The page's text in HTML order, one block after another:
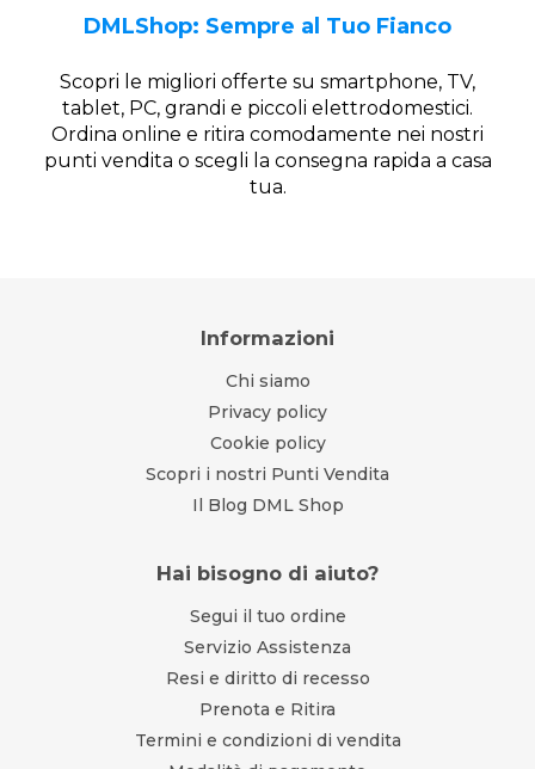
DMLShop: Sempre al Tuo Fianco
Scopri le migliori offerte su smartphone, TV,
tablet, PC, grandi e piccoli elettrodomestici.
Ordina online e ritira comodamente nei nostri
punti vendita o scegli la consegna rapida a casa
tua.
Informazioni
Chi siamo
Privacy policy
Cookie policy
Scopri i nostri Punti Vendita
Il Blog DML Shop
Hai bisogno di aiuto?
Segui il tuo ordine
Servizio Assistenza
Resi e diritto di recesso
Prenota e Ritira
Termini e condizioni di vendita